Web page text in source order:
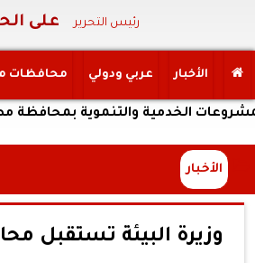
رئيس التحرير على
الأخبار عربي ودولي محافظات
والتنموية بمحافظة مطروح
الأخبار
وزيرة البيئة تستقبل